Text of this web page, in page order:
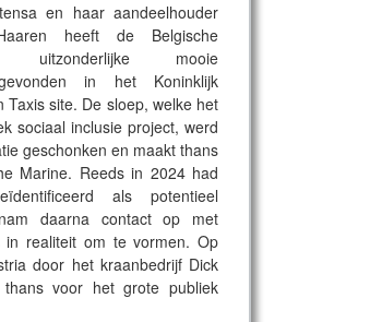
en haar aandeelhouder
heeft de Belgische
uitzonderlijke mooie
gevonden in het Koninklijk
Taxis site. De sloep, welke het
sociaal inclusie project, werd
geschonken en maakt thans
Marine. Reeds in 2024 had
als potentieel
daarna contact op met
in realiteit om te vormen. Op
door het kraanbedrijf Dick
voor het grote publiek